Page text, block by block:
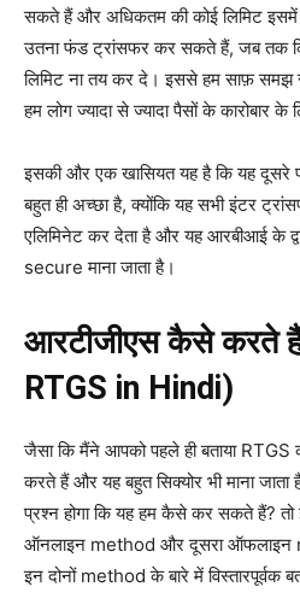
सकते हैं और अधिकतम की कोई लिमिट
उतना फंड ट्रांसफर कर सकते हैं, जब तक
लिमिट ना तय कर दे। इससे हम साफ़ समझ
हम लोग ज्यादा से ज्यादा पैसों के कारोबार के
इसकी और एक खासियत यह है कि यह
बहुत ही अच्छा है, क्योंकि यह सभी इंटर
एलिमिनेट कर देता है और यह आरबीआई के
secure माना जाता है।
आरटीजीएस कैसे करते
RTGS in Hindi)
जैसा कि मैंने आपको पहले ही बताया
करते हैं और यह बहुत सिक्योर भी माना
प्रश्न होगा कि यह हम कैसे कर सकते हैं?
ऑनलाइन method और दूसरा
इन दोनों method के बारे में विस्तारपूर्वक